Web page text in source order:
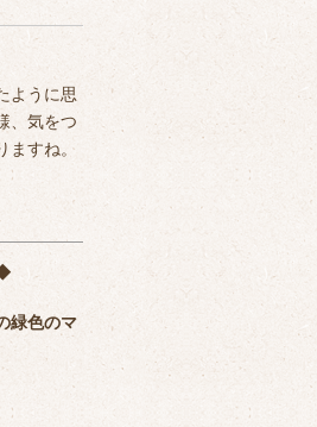
ように思
、気をつ
ますね。
◆
緑色のマ